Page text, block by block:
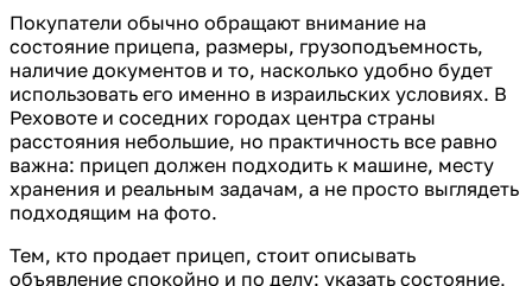
Покупатели обычно обращают внимание на
состояние прицепа, размеры, грузоподъемность,
наличие документов и то, насколько удобно будет
использовать его именно в израильских условиях. В
Реховоте и соседних городах центра страны
расстояния небольшие, но практичность все равно
важна: прицеп должен подходить к машине, месту
хранения и реальным задачам, а не просто выглядеть
подходящим на фото.
Тем, кто продает прицеп, стоит описывать
объявление спокойно и по делу: указать состояние,